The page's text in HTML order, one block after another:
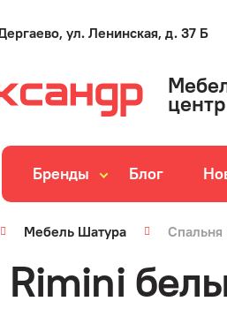
ул. Ленинская, д. 37 Б
Бренды Блог
Мебель Шатура Спальня